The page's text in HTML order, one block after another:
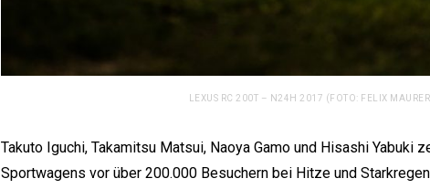
LEXUS RC 200T – N24H 2017 (FOTO: FELIX
Takuto Iguchi, Takamitsu Matsui, Naoya Gamo und Hisashi Yabuki
Sportwagens vor über 200.000 Besuchern bei Hitze und